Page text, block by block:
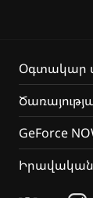
Օգտակար
GeForce
Իրավական